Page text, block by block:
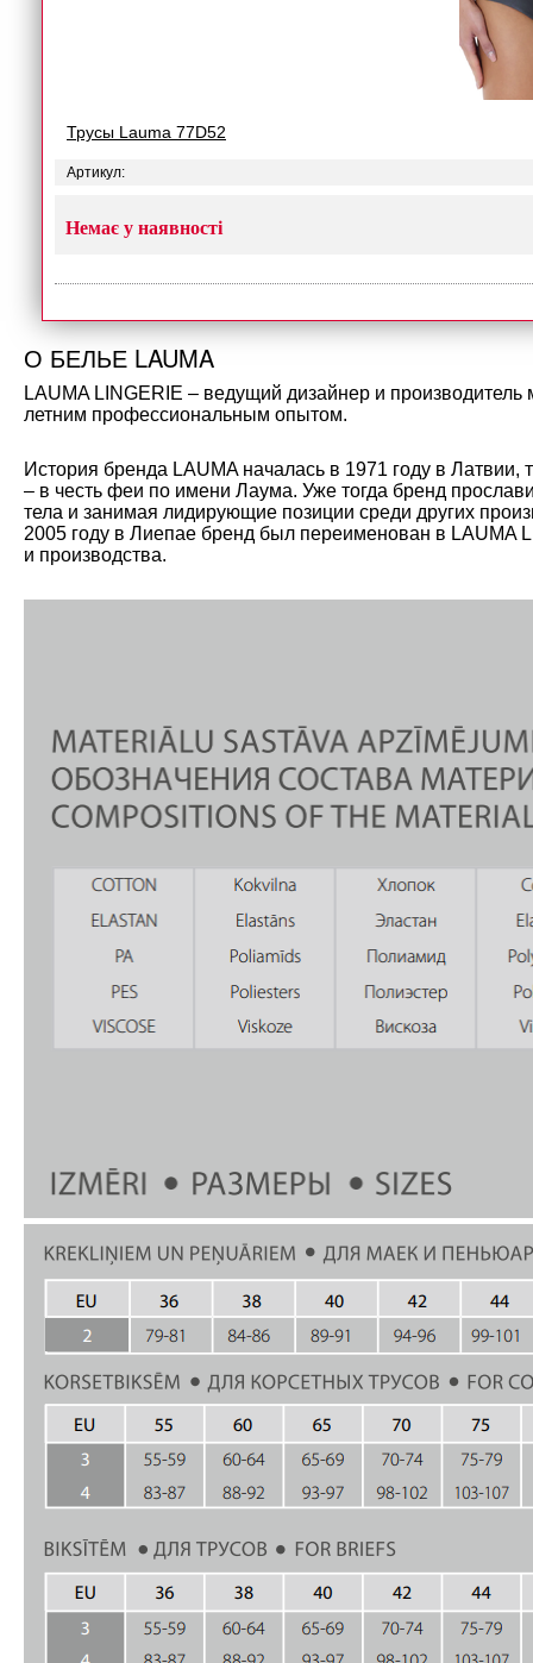
Трусы Lauma 77D52
Артикул:
Немає у наявності
О БЕЛЬЕ LAUMA
LAUMA LINGERIE – ведущий дизайнер и
летним профессиональным опытом.
История бренда LAUMA началась в 1971 году в
– в честь феи по имени Лаума. Уже тогда бренд
тела и занимая лидирующие позиции среди других
2005 году в Лиепае бренд был переименован в LAUMA
и производства.